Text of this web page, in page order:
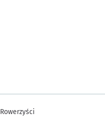
Rowerzyści